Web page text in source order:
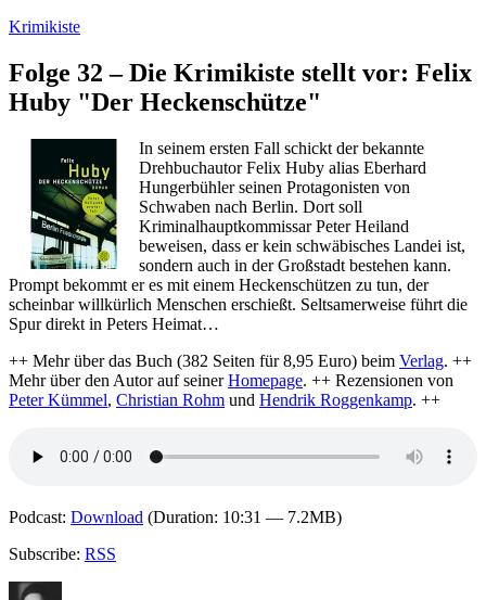
Zum
springen
Krimikiste
Folge 32 – Die Krimikiste stellt vor: Felix
Huby "Der Heckenschütze"
In seinem ersten Fall schickt der bekannte
Drehbuchautor Felix Huby alias Eberhard
Hungerbühler seinen Protagonisten von
Schwaben nach Berlin. Dort soll
Kriminalhauptkommissar Peter Heiland
beweisen, dass er kein schwäbisches Landei ist,
sondern auch in der Großstadt bestehen kann.
Prompt bekommt er es mit einem Heckenschützen zu tun, der
scheinbar willkürlich Menschen erschießt. Seltsamerweise führt die
Spur direkt in Peters Heimat…
++ Mehr über das Buch (382 Seiten für 8,95 Euro) beim Verlag. ++
Mehr über den Autor auf seinerHomepage. ++ Rezensionen von
Peter Kümmel, Christian Rohm und Hendrik Roggenkamp. ++
Podcast: Download (Duration: 10:31 — 7.2MB)
Subscribe: RSS